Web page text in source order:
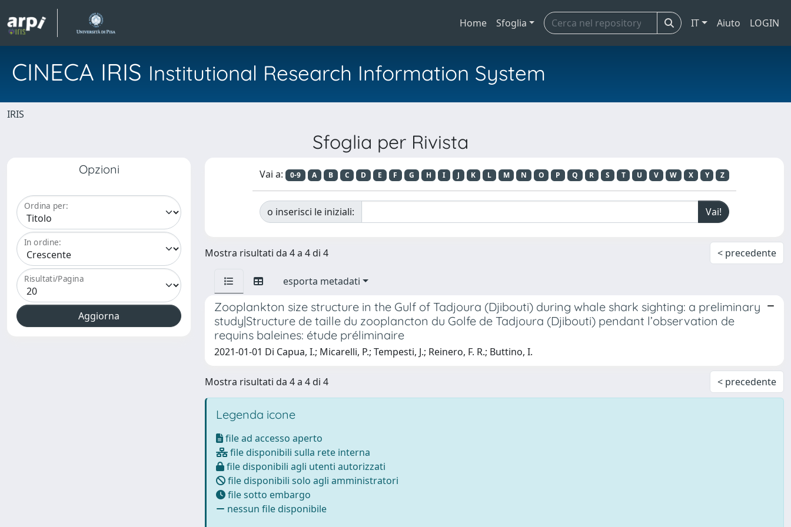
Home Sfoglia IT Aiuto LOGIN
CINECA IRIS Institutional Research Information System
IRIS
Sfoglia per Rivista
Opzioni
Ordina per:
In ordine:
Risultati/Pagina
Vai a: 0-9 A B C D E F G H I J K L M N O P Q R S T U V W X Y Z
o inserisci le iniziali:
Mostra risultati da 4 a 4 di 4 < precedente
esporta metadati
Zooplankton size structure in the Gulf of Tadjoura (Djibouti) during whale shark sighting: a preliminary
study|Structure de taille du zooplancton du Golfe de Tadjoura (Djibouti) pendant l’observation de
requins baleines: étude préliminaire
2021-01-01 Di Capua, I.; Micarelli, P.; Tempesti, J.; Reinero, F. R.; Buttino, I.
Mostra risultati da 4 a 4 di 4 < precedente
Legenda icone
file ad accesso aperto
file disponibili sulla rete interna
file disponibili agli utenti autorizzati
file disponibili solo agli amministratori
file sotto embargo
nessun file disponibile